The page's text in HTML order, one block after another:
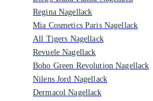
Regina Nagellack
Mia Cosmetics Paris Nagellack
All Tigers Nagellack
Revuele Nagellack
Boho Green Revolution Nagellack
Nilens Jord Nagellack
Dermacol Nagellack